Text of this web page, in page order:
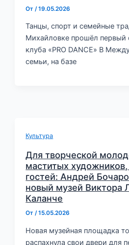
От /19.05.2026
Танцы, спорт и семейные
Михайловке прошёл первый
клуба «PRO DANCE» В
семьи, на базе
Культура
Для творческой
маститых
гостей: Андрей
новый музей Виктора
Каланче
От/15.05.2026
Новая музейная площадка
распахнула свои двери для